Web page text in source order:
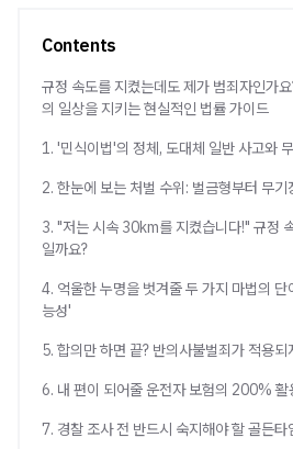
Contents
규정 속도를 지켰는데도 제가 범죄자인가
의 일상을 지키는 현실적인 법률 가이드
1. '민식이법'의 정체, 도대체 일반 사고와
2. 한눈에 보는 처벌 수위: 벌금형부터 무기
3. "저는 시속 30km를 지켰습니다!" 규정
일까요?
4. 억울한 누명을 벗겨줄 두 가지 마법의
능성'
5. 합의만 하면 끝? 반의사불벌죄가 적용되
6. 내 편이 되어줄 운전자 보험의 200% 활
7. 경찰 조사 전 반드시 숙지해야 할 골든타